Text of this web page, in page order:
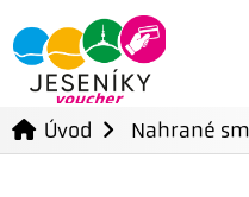
Úvod Nahrané